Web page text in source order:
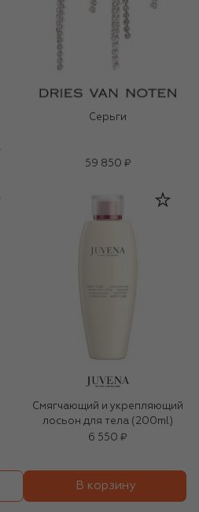
Серьги
59 850 ₽
Смягчающий и укрепляющий
лосьон для тела (200ml)
6 550 ₽
В корзину